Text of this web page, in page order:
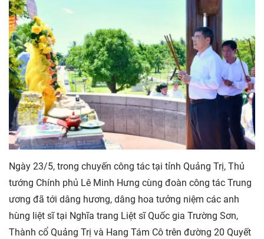
Ngày 23/5, trong chuyến công tác tại tỉnh Quảng Trị, Thủ
tướng Chính phủ Lê Minh Hưng cùng đoàn công tác Trung
ương đã tới dâng hương, dâng hoa tưởng niệm các anh
hùng liệt sĩ tại Nghĩa trang Liệt sĩ Quốc gia Trường Sơn,
Thành cổ Quảng Trị và Hang Tám Cô trên đường 20 Quyết